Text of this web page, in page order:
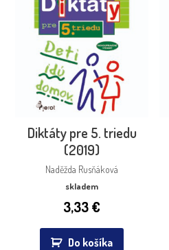
Diktáty pre 5. triedu
(2019)
Naděžda Rusňáková
skladem
3,33€
Do košíka